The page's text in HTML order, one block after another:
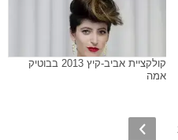
קולקציית אביב-קיץ 2013 בבוטיק
אמה